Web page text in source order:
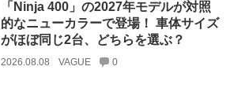
「Ninja 400」の2027年モデルが対照
的なニューカラーで登場！ 車体サイズ
がほぼ同じ2台、どちらを選ぶ？
2026.08.08 VAGUE 0